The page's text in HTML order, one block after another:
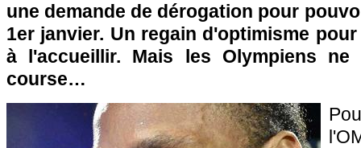
une demande de dérogation pour
1er janvier. Un regain d'optimisme
à l'accueillir. Mais les Olympiens
course…